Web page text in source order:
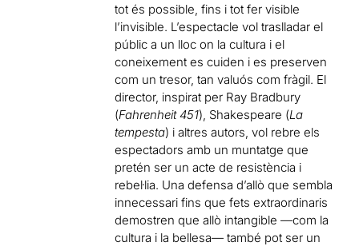
tot és possible, fins i tot fer visible
l’invisible. L ’espectacle vol traslladarel
públic a un lloc on la cultura i el
coneixement es cuiden ies preserven
com un tresor, tan valuós com fràgil. El
director, inspirat per Ray Bradbury
(Fahrenheit 451), Shakespeare (La
tempesta) i altres autors, vol rebreels
espectadors amb un muntatge que
pretén ser un acte de resistència i
rebel·lia. Una defensa d’allò que sembla
innecessari fins que fets extraordinaris
demostren que allò intangible—com la
cultura i la bellesa—també pot ser un